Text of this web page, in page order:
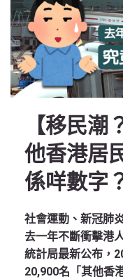
【移民潮
他香港居
係咩數字
社會運動、新冠肺
去一年不斷衝擊港
統計局最新公布，
20,900名「其他香